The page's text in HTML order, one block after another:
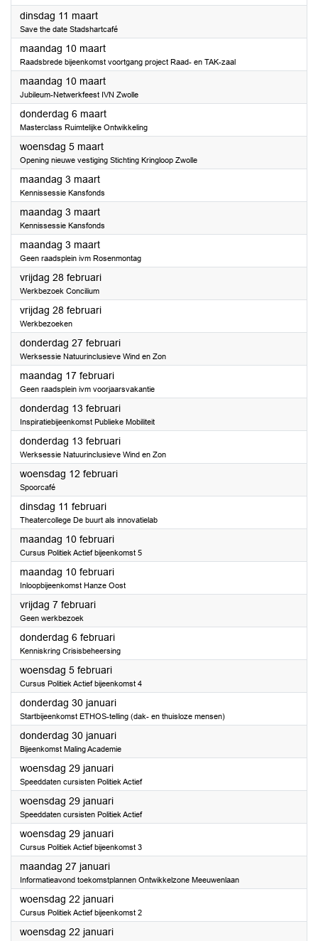
dinsdag 11 maart2025
Save the date Stadshartcafé
maandag 10 maart2025
Raadsbrede bijeenkomst voortgang project Raad- en TAK-zaal
maandag 10 maart2025
Jubileum-Netwerkfeest IVN Zwolle
donderdag 6 maart2025
Masterclass Ruimtelijke Ontwikkeling
woensdag 5 maart2025
Opening nieuwe vestiging Stichting Kringloop Zwolle
maandag 3 maart2025
Kennissessie Kansfonds
maandag 3 maart2025
Kennissessie Kansfonds
maandag 3 maart2025
Geen raadsplein ivm Rosenmontag
vrijdag 28 februari2025
Werkbezoek Concilium
vrijdag 28 februari2025
Werkbezoeken
donderdag 27 februari2025
Werksessie Natuurinclusieve Wind en Zon
maandag 17 februari2025
Geen raadsplein ivm voorjaarsvakantie
donderdag 13 februari2025
Inspiratiebijeenkomst Publieke Mobiliteit
donderdag 13 februari2025
Werksessie Natuurinclusieve Wind en Zon
woensdag 12 februari2025
Spoorcafé
dinsdag 11 februari2025
Theatercollege De buurt als innovatielab
maandag 10 februari2025
Cursus Politiek Actief bijeenkomst 5
maandag 10 februari2025
Inloopbijeenkomst Hanze Oost
vrijdag 7 februari2025
Geen werkbezoek
donderdag 6 februari2025
Kenniskring Crisisbeheersing
woensdag 5 februari2025
Cursus Politiek Actief bijeenkomst 4
donderdag 30 januari2025
Startbijeenkomst ETHOS-telling (dak- en thuisloze mensen)
donderdag 30 januari2025
Bijeenkomst Maling Academie
woensdag 29 januari2025
Speeddaten cursisten Politiek Actief
woensdag 29 januari2025
Speeddaten cursisten Politiek Actief
woensdag 29 januari2025
Cursus Politiek Actief bijeenkomst 3
maandag 27 januari2025
Informatieavond toekomstplannen Ontwikkelzone Meeuwenlaan
woensdag 22 januari2025
Cursus Politiek Actief bijeenkomst 2
woensdag 22 januari2025